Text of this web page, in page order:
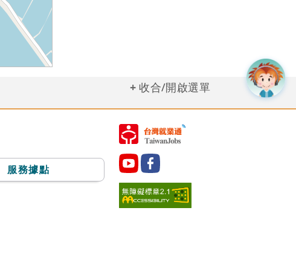
收合/開啟選單
服務據點